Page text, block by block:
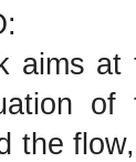
aims at
the